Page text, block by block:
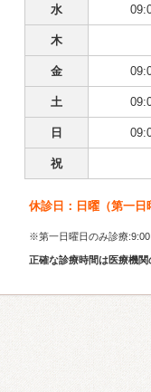
水
木
金
土
日
祝
休診日：日曜（第一日
※第一日曜日のみ診療
正確な診療時間は医療機